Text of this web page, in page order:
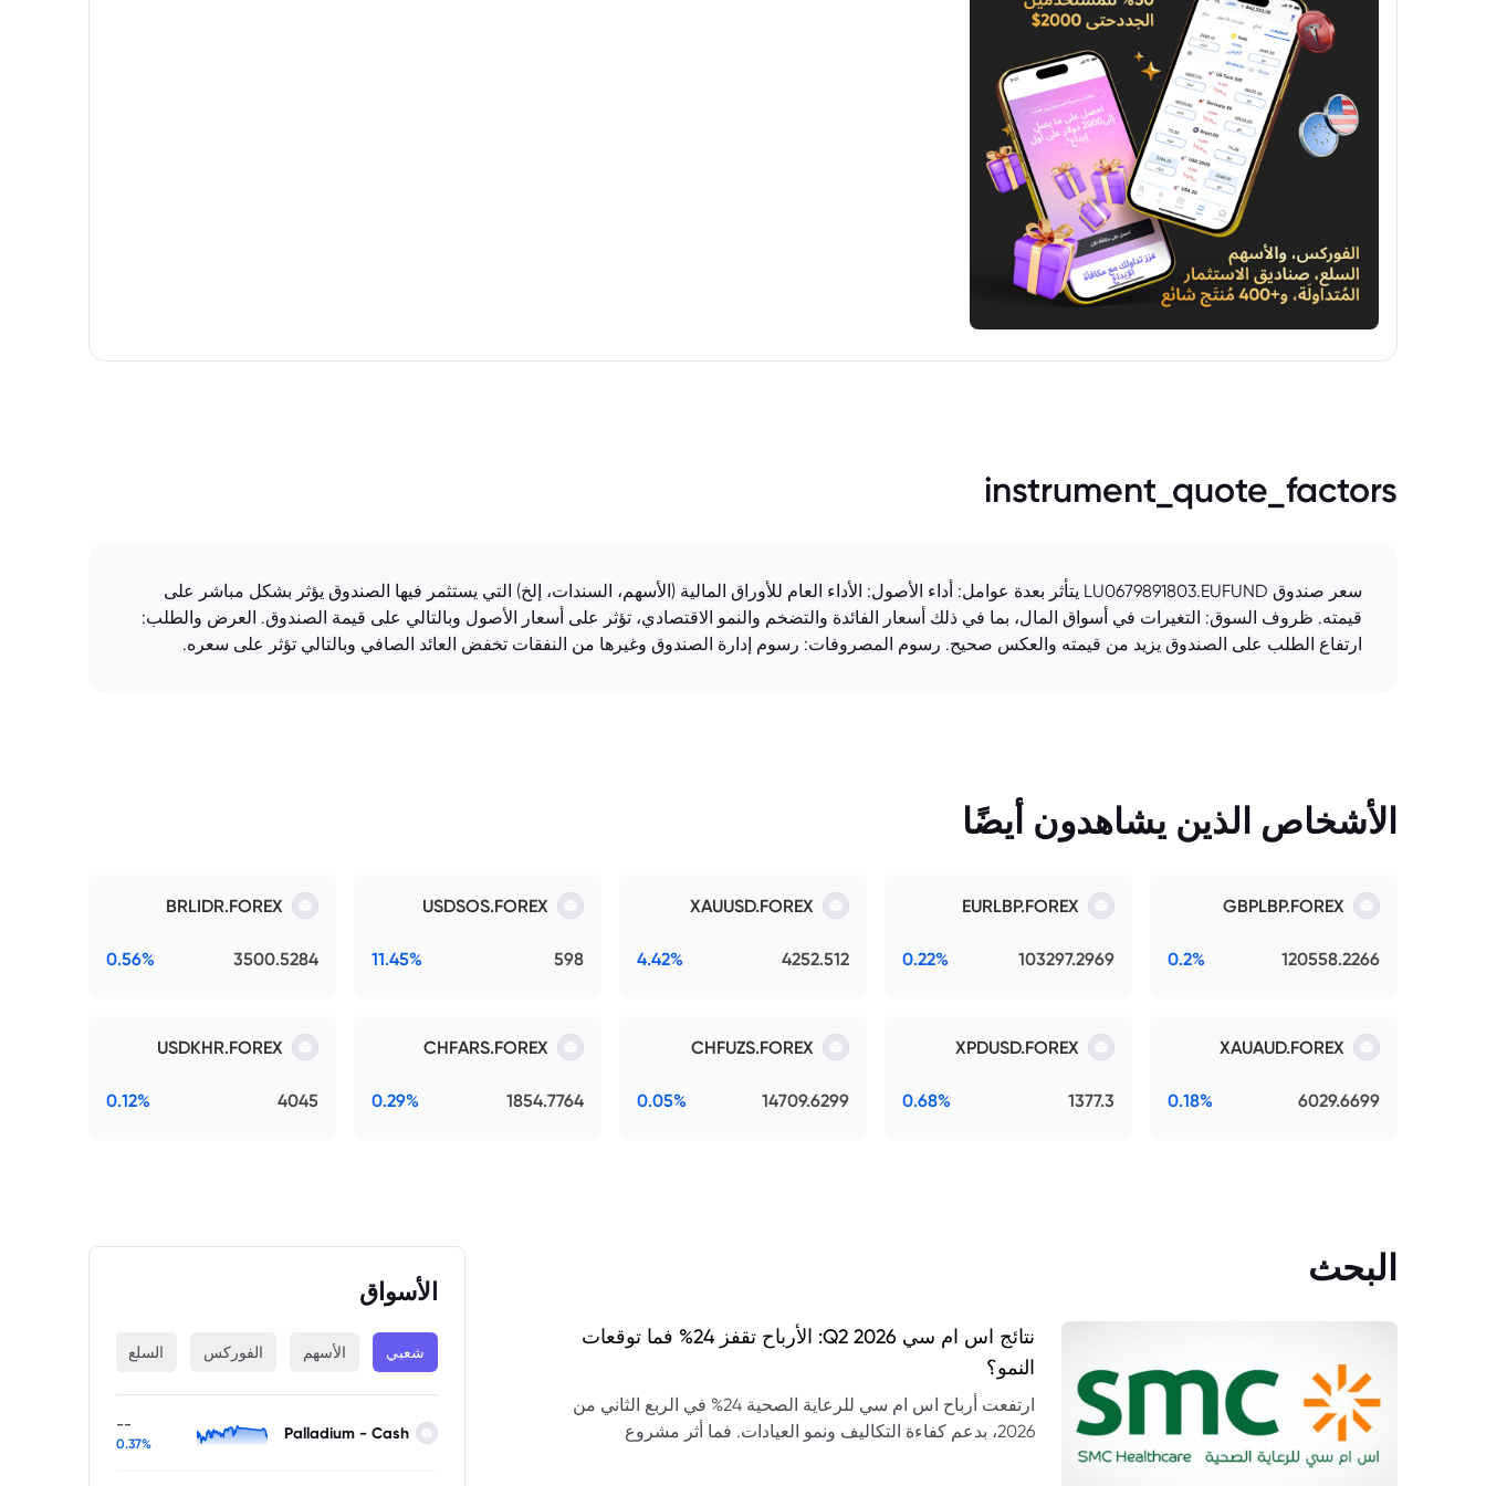
instrument_quote_factors
سعر صندوق LU0679891803.EUFUND يتأثر بعدة عوامل: أداء الأصول: الأداء العام للأوراق المالية (الأسهم، السندات، إلخ) التي يستثمر فيها الصندوق يؤثر بشكل مباشر على
قيمته. ظروف السوق: التغيرات في أسواق المال، بما في ذلك أسعار الفائدة والتضخم والنمو الاقتصادي، تؤثر على أسعار الأصول وبالتالي على قيمة الصندوق. العرض والطلب:
ارتفاع الطلب على الصندوق يزيد من قيمته والعكس صحيح. رسوم المصروفات: رسوم إدارة الصندوق وغيرها من النفقات تخفض العائد الصافي وبالتالي تؤثر على سعره.
الأشخاص الذين يشاهدون أيضًا
GBPLBP.FOREX
120558.2266
0.2%
EURLBP.FOREX
103297.2969
0.22%
XAUUSD.FOREX
4252.512
4.42%
USDSOS.FOREX
598
11.45%
BRLIDR.FOREX
3500.5284
0.56%
XAUAUD.FOREX
6029.6699
0.18%
XPDUSD.FOREX
1377.3
0.68%
CHFUZS.FOREX
14709.6299
0.05%
CHFARS.FOREX
1854.7764
0.29%
USDKHR.FOREX
4045
0.12%
البحث
نتائج اس ام سي Q2 2026: الأرباح تقفز 24% فما توقعات
النمو؟
ارتفعت أرباح اس ام سي للرعاية الصحية 24% في الربع الثاني من
2026، بدعم كفاءة التكاليف ونمو العيادات. فما أثر مشروع
الأسواق
شعبي الأسهم الفوركس السلع
Palladium - Cash
--
0.37%